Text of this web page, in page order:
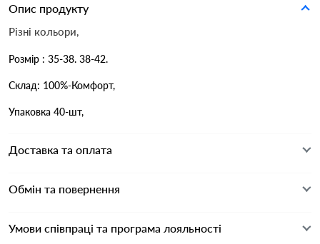
Опис продукту
Різні кольори,
Розмір : 35-38. 38-42.
Склад: 100%-Комфорт,
Упаковка 40-шт,
Доставка та оплата
Обмін та повернення
Умови співпраці та програма лояльності